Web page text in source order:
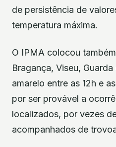
de persistência de
temperatura máxima.
O IPMA colocou
Bragança, Viseu,
amarelo entre as 12h e
por ser provável a
localizados, por vezes
acompanhados de